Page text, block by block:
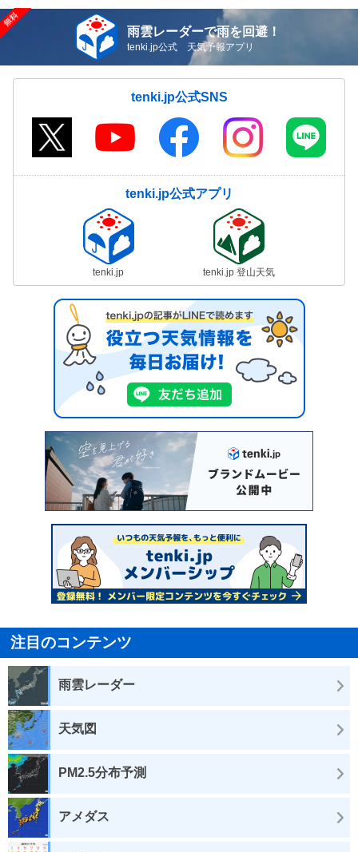
雨雲レーダーで雨を回避！
tenki.jp公式 天気予報アプリ
tenki.jp公式SNS
tenki.jp公式アプリ
tenki.jp tenki.jp 登山天気
注目のコンテンツ
雨雲レーダー
天気図
PM2.5分布予測
アメダス